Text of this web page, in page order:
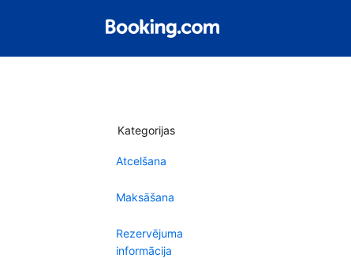
Kategorijas
Atcelšana
Maksāšana
Rezervējuma
informācija